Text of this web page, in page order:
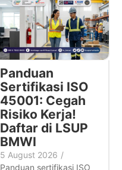
Panduan
Sertifikasi ISO
45001: Cegah
Risiko Kerja!
Daftar di LSUP
BMWI
5 August 2026 /
Panduan sertifikasi ISO